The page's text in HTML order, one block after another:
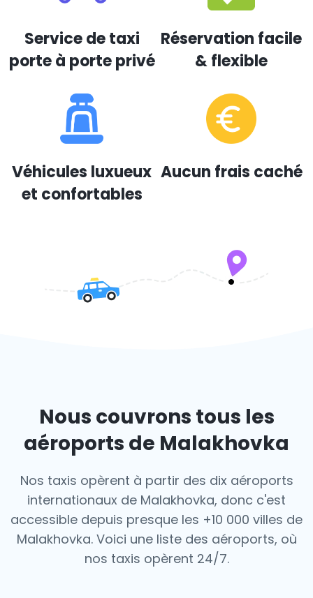
Service de taxi
porte à porte privé
Réservation facile
& flexible
Véhicules luxueux
et confortables
Aucun frais caché
Nous couvrons tous les
aéroports de Malakhovka
Nos taxis opèrent à partir des dix aéroports
internationaux de Malakhovka, donc c'est
accessible depuis presque les +10 000 villes de
Malakhovka. Voici une liste des aéroports, où
nos taxis opèrent 24/7.